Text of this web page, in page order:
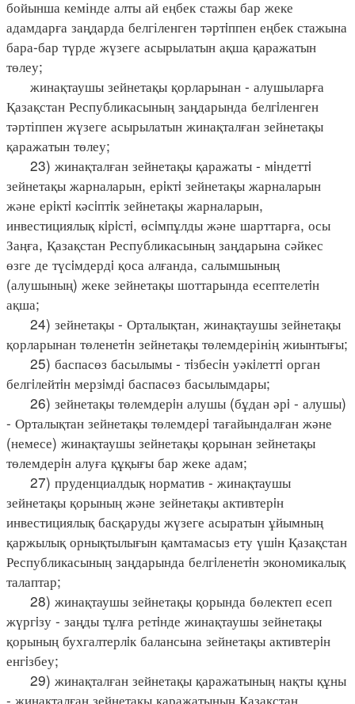
бойынша кемінде алты ай еңбек стажы бар жеке
адамдарға заңдарда белгіленген тәртiппен еңбек стажына
бара-бар түрде жүзеге асырылатын ақша қаражатын
төлеу;
жинақтаушы зейнетақы қорларынан - алушыларға
Қазақстан Республикасының заңдарында белгiленген
тәртіппен жүзеге асырылатын жинақталған зейнетақы
қаражатын төлеу;
23) жинақталған зейнетақы қаражаты - мiндеттi
зейнетақы жарналарын, ерiктi зейнетақы жарналарын
және ерiктi кәсiптiк зейнетақы жарналарын,
инвестициялық кiрiстi, өсiмпұлды және шарттарға, осы
Заңға, Қазақстан Республикасының заңдарына сәйкес
өзге де түсiмдердi қоса алғанда, салымшының
(алушының) жеке зейнетақы шоттарында есептелетiн
ақша;
24) зейнетақы - Орталықтан, жинақтаушы зейнетақы
қорларынан төленетiн зейнетақы төлемдерінің жиынтығы;
25) баспасөз басылымы - тiзбесiн уәкiлеттi орган
белгiлейтiн мерзiмдi баспасөз басылымдары;
26) зейнетақы төлемдерiн алушы (бұдан әрi - алушы)
- Орталықтан зейнетақы төлемдерi тағайындалған және
(немесе) жинақтаушы зейнетақы қорынан зейнетақы
төлемдерiн алуға құқығы бар жеке адам;
27) пруденциалдық норматив - жинақтаушы
зейнетақы қорының және зейнетақы активтерiн
инвестициялық басқаруды жүзеге асыратын ұйымның
қаржылық орнықтылығын қамтамасыз ету үшiн Қазақстан
Республикасының заңдарында белгiленетiн экономикалық
талаптар;
28) жинақтаушы зейнетақы қорында бөлектеп есеп
жүргiзу - заңды тұлға ретiнде жинақтаушы зейнетақы
қорының бухгалтерлiк балансына зейнетақы активтерiн
енгiзбеу;
29) жинақталған зейнетақы қаражатының нақты құны
- жинақталған зейнетақы қаражатының Қазақстан